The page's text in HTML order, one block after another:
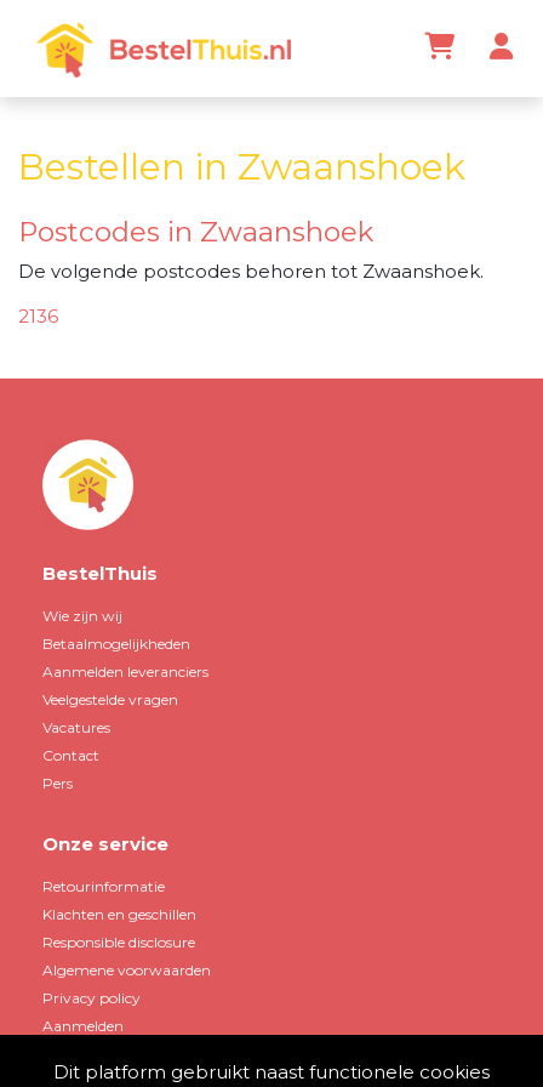
Bestellen in Zwaanshoek
Postcodes in Zwaanshoek
De volgende postcodes behoren tot Zwaanshoek.
2136
BestelThuis
Wie zijn wij
Betaalmogelijkheden
Aanmelden leveranciers
Veelgestelde vragen
Vacatures
Contact
Pers
Onze service
Retourinformatie
Klachten en geschillen
Responsible disclosure
Algemene voorwaarden
Privacy policy
Aanmelden
Dit platform gebruikt naast functionele cookies